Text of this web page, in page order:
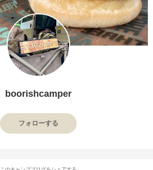
boorishcamper
フォローする